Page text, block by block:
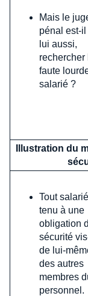
Mais le
pénal est-il
lui aussi,
rechercher
faute
salarié ?
Illustration du
Tout
tenu à une
obligation
sécurité
de lui-
des autres
membres
personnel.